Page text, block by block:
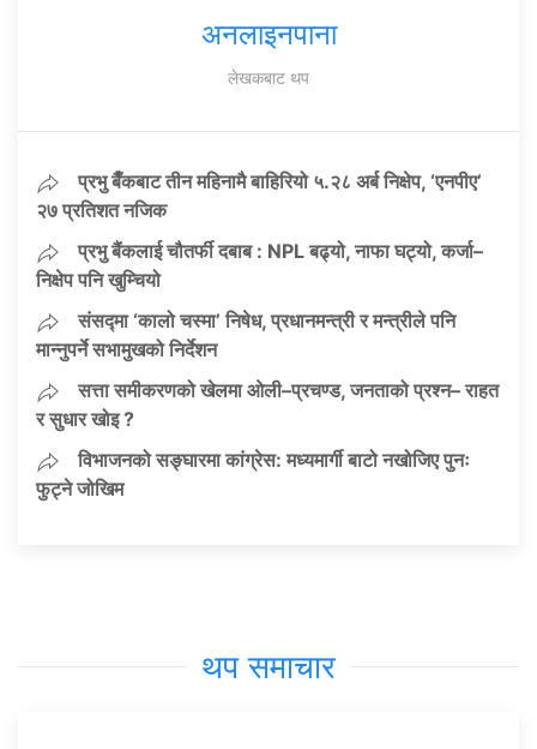
अनलाइनपाना
लेखकबाट थप
प्रभु बैँकबाट तीन महिनामै बाहिरियो ५.२८ अर्ब निक्षेप, ‘एनपीए’
२७ प्रतिशत नजिक
प्रभु बैंकलाई चौतर्फी दबाब : NPL बढ्यो, नाफा घट्यो, कर्जा–
निक्षेप पनि खुम्चियो
संसद्मा ‘कालो चस्मा’ निषेध, प्रधानमन्त्री र मन्त्रीले पनि
मान्नुपर्ने सभामुखको निर्देशन
सत्ता समीकरणको खेलमा ओली–प्रचण्ड, जनताको प्रश्न– राहत
र सुधार खोइ ?
विभाजनको सङ्घारमा कांग्रेस: मध्यमार्गी बाटो नखोजिए पुनः
फुट्ने जोखिम
थप समाचार